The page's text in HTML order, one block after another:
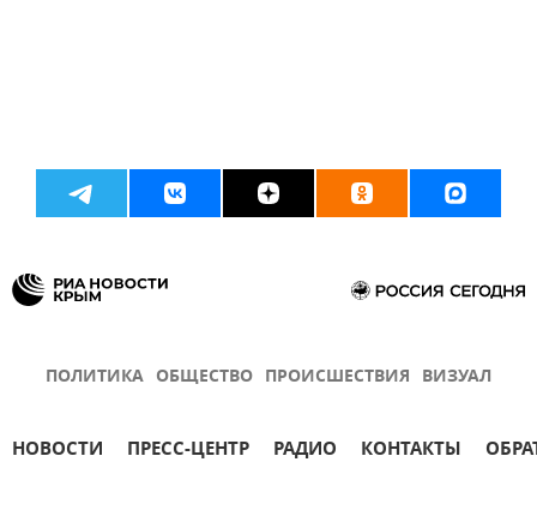
ПОЛИТИКА ОБЩЕСТВО ПРОИСШЕСТВИЯ ВИЗУАЛ
НОВОСТИ ПРЕСС-ЦЕНТР РАДИО КОНТАКТЫ